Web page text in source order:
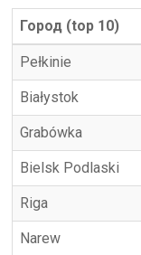
Город (top 10)
Pełkinie
Białystok
Grabówka
Bielsk Podlaski
Riga
Narew